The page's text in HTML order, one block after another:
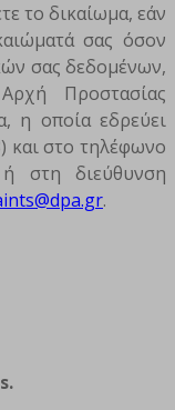
το δικαίωμα, εάν
σας όσον
σας δεδομένων,
Προστασίας
η οποία εδρεύει
και στο τηλέφωνο
στη διεύθυνση
.